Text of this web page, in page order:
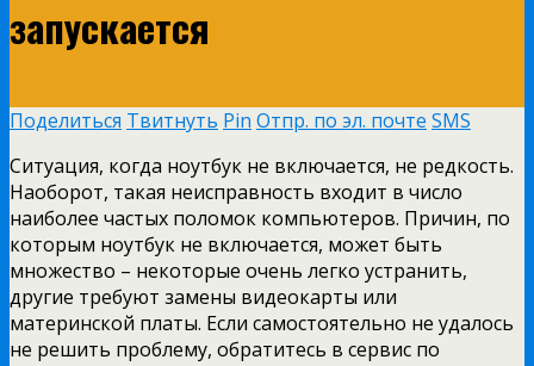
запускается
Поделиться Твитнуть Pin Отпр. по эл. почте SMS
Ситуация, когда ноутбук не включается, не редкость.
Наоборот, такая неисправность входит в число
наиболее частых поломок компьютеров. Причин, по
которым ноутбук не включается, может быть
множество – некоторые очень легко устранить,
другие требуют замены видеокарты или
материнской платы. Если самостоятельно не удалось
не решить проблему, обратитесь в сервис по